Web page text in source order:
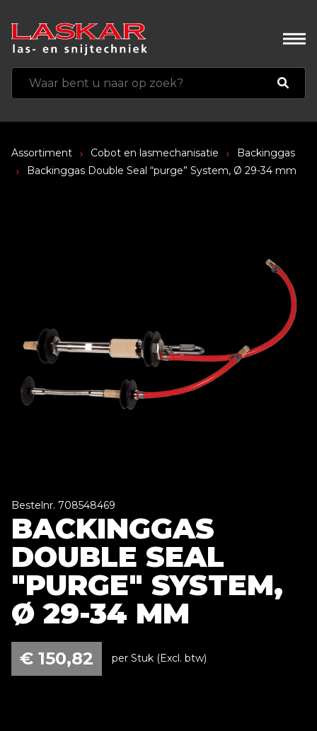
Assortiment Cobot en lasmechanisatie
Backinggas
Backinggas Double Seal “purge” System, Ø 29-34 mm
Bestelnr. 708548469
BACKINGGAS
DOUBLE SEAL
"PURGE" SYSTEM,
Ø 29-34 MM
€ 150,82 per Stuk (Excl. btw)